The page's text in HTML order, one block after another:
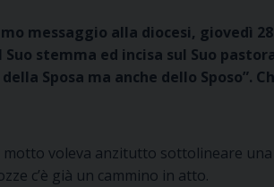
messaggio alla diocesi, giovedì
stemma ed incisa sul Suo
Sposa ma anche dello Sposo”.
voleva anzitutto sottolineare una
c’è già un cammino in atto.